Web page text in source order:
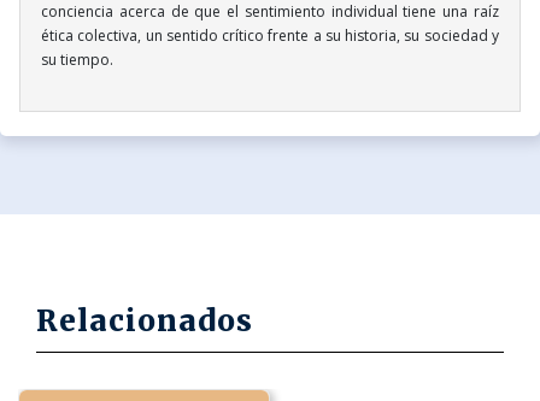
conciencia acerca de que el sentimiento individual tiene una raíz
ética colectiva, un sentido crítico frente a su historia, su sociedad y
su tiempo.
Relacionados